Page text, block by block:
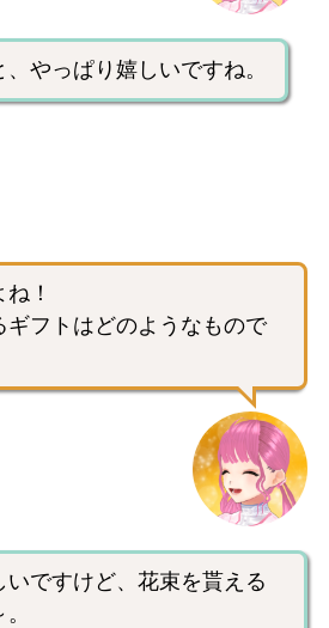
やっぱり嬉しいですね。
！
ギフトはどのようなもので
いですけど、花束を貰える